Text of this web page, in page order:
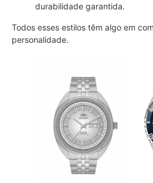
durabilidade garantida.
Todos esses estilos têm algo em
personalidade.